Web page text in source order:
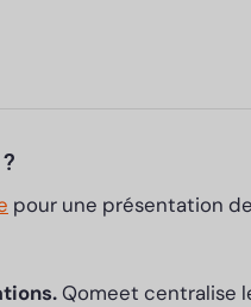
pour une présentation
Qomeet centralise